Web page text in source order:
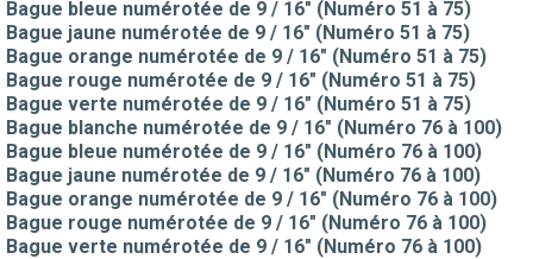
Bague bleue numérotée de 9 / 16" (Numéro 51 à 75)
Bague jaune numérotée de 9 / 16" (Numéro 51 à 75)
Bague orange numérotée de 9 / 16" (Numéro 51 à 75)
Bague rouge numérotée de 9 / 16" (Numéro 51 à 75)
Bague verte numérotée de 9 / 16" (Numéro 51 à 75)
Bague blanche numérotée de 9 / 16" (Numéro 76 à 100)
Bague bleue numérotée de 9 / 16" (Numéro 76 à 100)
Bague jaune numérotée de 9 / 16" (Numéro 76 à 100)
Bague orange numérotée de 9 / 16" (Numéro 76 à 100)
Bague rouge numérotée de 9 / 16" (Numéro 76 à 100)
Bague verte numérotée de 9 / 16" (Numéro 76 à 100)